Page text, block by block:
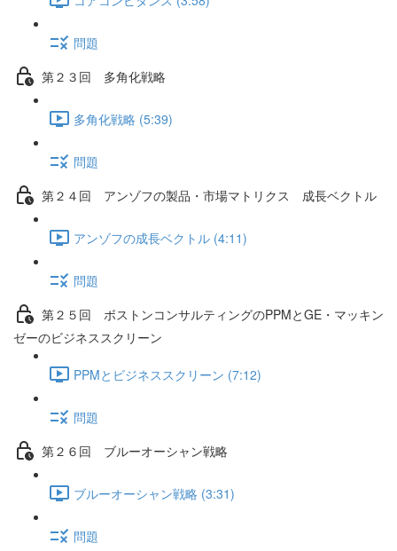
問題
第２３回 多角化戦略
多角化戦略 (5:39)
問題
第２４回 アンゾフの製品・市場マトリクス 成長ベクトル
アンゾフの成長ベクトル (4:11)
問題
第２５回 ボストンコンサルティングのPPMとGE・マッキン
ゼーのビジネススクリーン
PPMとビジネススクリーン (7:12)
問題
第２６回 ブルーオーシャン戦略
ブルーオーシャン戦略 (3:31)
問題